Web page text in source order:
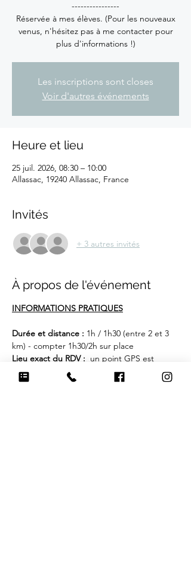
----------------
Réservée à mes élèves. (Pour les nouveaux
venus, n'hésitez pas à me contacter pour
plus d'informations !)
Les inscriptions sont closes
Voir d'autres événements
Heure et lieu
25 juil. 2026, 08:30 – 10:00
Allassac, 19240 Allassac, France
Invités
+ 3 autres invités
À propos de l'événement
INFORMATIONS PRATIQUES
Durée et distance : 1h / 1h30 (entre 2 et 3
km) - compter 1h30/2h sur place
Lieu exact du RDV : un point GPS est
envoyé dans l'email de confirmation
d'inscription